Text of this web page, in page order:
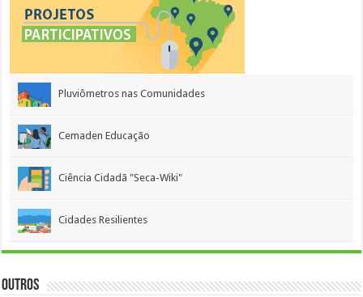
Pluviômetros nas Comunidades
Cemaden Educação
Ciência Cidadã "Seca-Wiki"
Cidades Resilientes
Outros